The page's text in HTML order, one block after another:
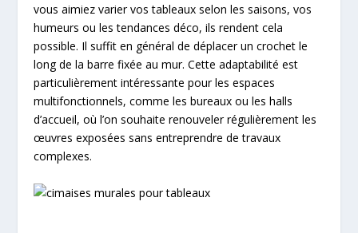
vous aimiez varier vos tableaux selon les saisons, vos
humeurs ou les tendances déco, ils rendent cela
possible. Il suffit en général de déplacer un crochet le
long de la barre fixée au mur. Cette adaptabilité est
particulièrement intéressante pour les espaces
multifonctionnels, comme les bureaux ou les halls
d’accueil, où l’on souhaite renouveler régulièrement les
œuvres exposées sans entreprendre de travaux
complexes.